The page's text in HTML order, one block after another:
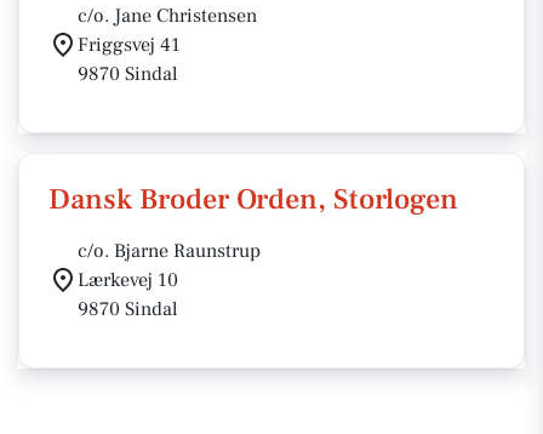
c/o. Jane Christensen
Friggsvej 41
9870 Sindal
Dansk Broder Orden, Storlogen
c/o. Bjarne Raunstrup
Lærkevej 10
9870 Sindal